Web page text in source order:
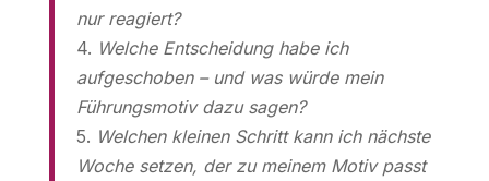
nur reagiert?
4. Welche Entscheidung habe ich
aufgeschoben – und was würde mein
Führungsmotiv dazu sagen?
5. Welchen kleinen Schritt kann ich nächste
Woche setzen, der zu meinem Motiv passt